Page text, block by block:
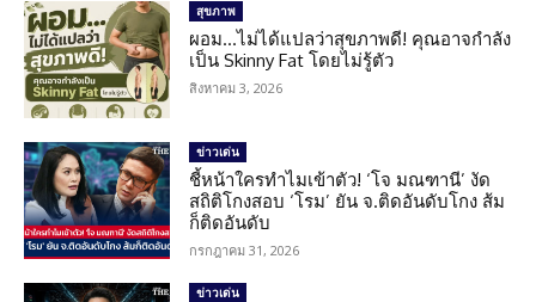
สุขภาพ
ผอม…ไม่ได้แปลว่าสุขภาพดี! คุณอาจกำลัง
เป็น Skinny Fat โดยไม่รู้ตัว
สิงหาคม 3, 2026
ข่าวเด่น
ชี้หน้าใครทำไมเข้าตัว! ‘โจ มณฑานี’ งัด
สถิติโกงสอบ ‘โรม’ ยัน จ.ติดอันดับโกง ส้ม
ก็ติดอันดับ
กรกฎาคม 31, 2026
ข่าวเด่น